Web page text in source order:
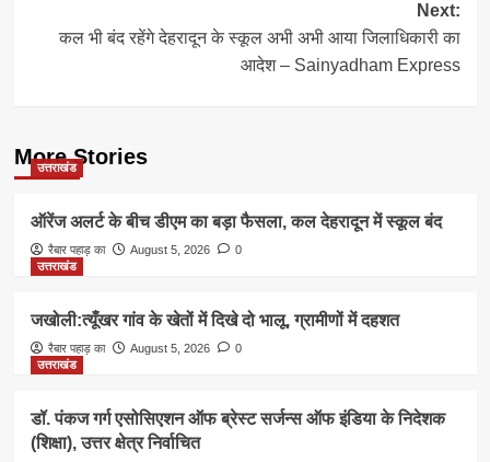
Next:
कल भी बंद रहेंगे देहरादून के स्कूल अभी अभी आया जिलाधिकारी का
आदेश – Sainyadham Express
More Stories
उत्तराखंड
ऑरेंज अलर्ट के बीच डीएम का बड़ा फैसला, कल देहरादून में स्कूल बंद
रैबार पहाड़ का August 5, 2026
0
उत्तराखंड
जखोली:त्यूँखर गांव के खेतों में दिखे दो भालू, ग्रामीणों में दहशत
रैबार पहाड़ का August 5, 2026
0
उत्तराखंड
डॉ. पंकज गर्ग एसोसिएशन ऑफ ब्रेस्ट सर्जन्स ऑफ इंडिया के निदेशक
(शिक्षा), उत्तर क्षेत्र निर्वाचित